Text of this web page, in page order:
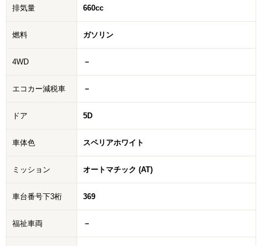
排気量 660cc
燃料 ガソリン
4WD －
エコカー減税車 －
ドア 5D
車体色 スペリアホワイト
ミッション オートマチック (AT)
車台番号下3桁 369
福祉車両 －